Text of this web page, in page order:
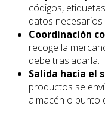
códigos,
datos
Coordinación
recoge la
debe trasladarla.
Salida hacia el
productos se
almacén o punto